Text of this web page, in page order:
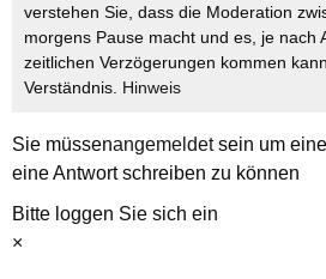
verstehen Sie, dass die Moderation
morgens Pause macht und es, je nach
zeitlichen Verzögerungen kommen
Verständnis. Hinweis
Sie müssenangemeldetsein um
eine Antwort schreiben zu können
Bitte loggen Sie sich ein
×